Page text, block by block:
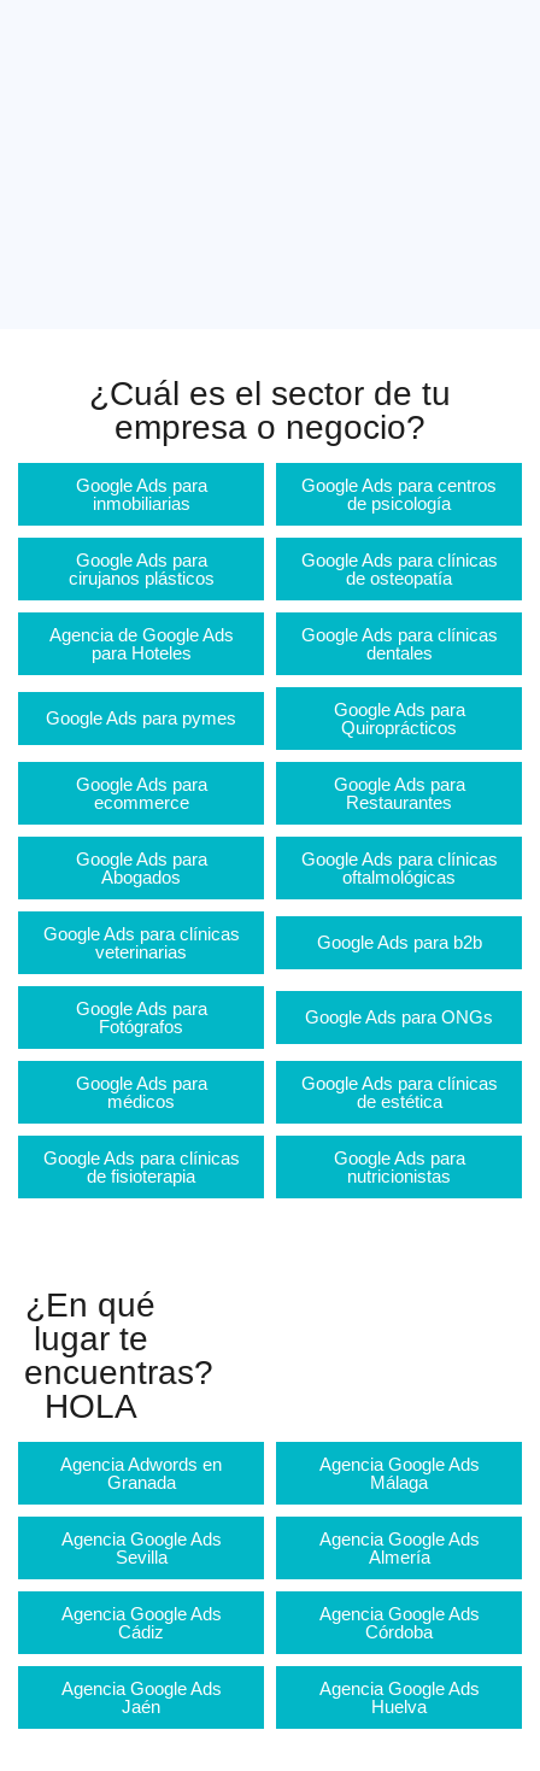
¿Cuál es el sector de tu
empresa o negocio?
Google Ads para
inmobiliarias
Google Ads para centros
de psicología
Google Ads para
cirujanos plásticos
Google Ads para clínicas
de osteopatía
Agencia de Google Ads
para Hoteles
Google Ads para clínicas
dentales
Google Ads para pymes
Google Ads para
Quiroprácticos
Google Ads para
ecommerce
Google Ads para
Restaurantes
Google Ads para
Abogados
Google Ads para clínicas
oftalmológicas
Google Ads para clínicas
veterinarias
Google Ads para b2b
Google Ads para
Fotógrafos
Google Ads para ONGs
Google Ads para
médicos
Google Ads para clínicas
de estética
Google Ads para clínicas
de fisioterapia
Google Ads para
nutricionistas
¿En qué
lugar te
encuentras?
HOLA
Agencia Adwords en
Granada
Agencia Google Ads
Málaga
Agencia Google Ads
Sevilla
Agencia Google Ads
Almería
Agencia Google Ads
Cádiz
Agencia Google Ads
Córdoba
Agencia Google Ads
Jaén
Agencia Google Ads
Huelva